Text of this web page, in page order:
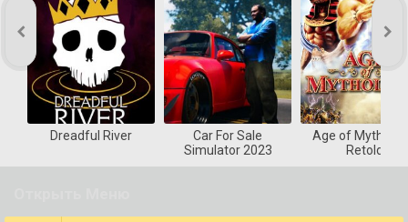
Dreadful River
Car For Sale
Simulator 2023
Age of
Retold